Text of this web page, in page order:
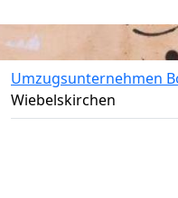
Umzugsunternehmen
Wiebelskirchen